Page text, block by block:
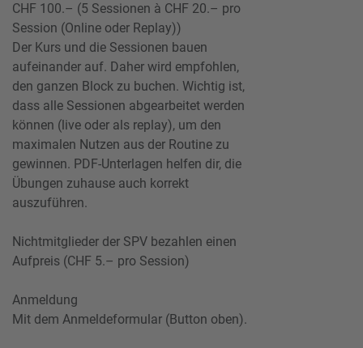
CHF 100.– (5 Sessionen à CHF 20.– pro
Session (Online oder Replay))
Der Kurs und die Sessionen bauen
aufeinander auf. Daher wird empfohlen,
den ganzen Block zu buchen. Wichtig ist,
dass alle Sessionen abgearbeitet werden
können (live oder als replay), um den
maximalen Nutzen aus der Routine zu
gewinnen. PDF-Unterlagen helfen dir, die
Übungen zuhause auch korrekt
auszuführen.
Nichtmitglieder der SPV bezahlen einen
Aufpreis (CHF 5.– pro Session)
Anmeldung
Mit dem Anmeldeformular (Button oben).